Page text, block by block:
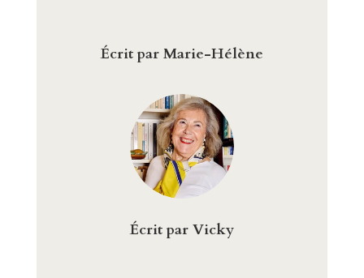
Écrit par Marie-Hélène
Écrit par Vicky